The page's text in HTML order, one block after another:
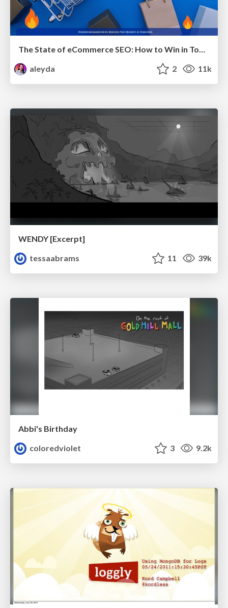
The State of eCommerce SEO: How to Win in Today's Products SERPs - #SEOweek
aleyda
2 11k
WENDY [Excerpt]
tessaabrams
11 39k
Abbi's Birthday
coloredviolet
3 9.2k